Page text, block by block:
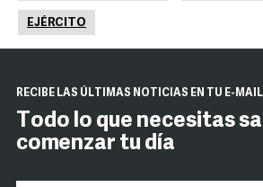
EJÉRCITO
RECIBE LAS ÚLTIMAS NOTICIAS EN TU E-MAIL
Todo lo que necesitas
comenzar tu día